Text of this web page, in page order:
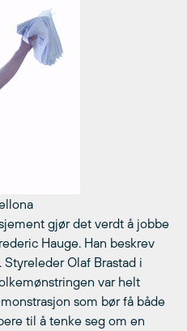
gjør det verdt å jobbe
Hauge. Han beskrev
Olaf Brastad i
var helt
som bør få både
til å tenke seg om en